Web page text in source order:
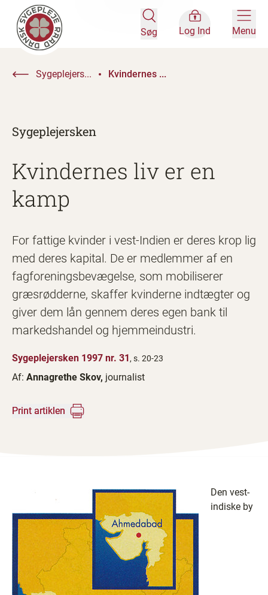
Søg Log Ind Menu
Sygeplejers... Kvindernes ...
Sygeplejersken
Kvindernes liv er en
kamp
For fattige kvinder i vest-Indien er deres krop lig
med deres kapital. De er medlemmer af en
fagforeningsbevægelse, som mobiliserer
græsrødderne, skaffer kvinderne indtægter og
giver dem lån gennem deres egen bank til
markedshandel og hjemmeindustri.
Sygeplejersken 1997 nr. 31, s. 20-23
Af: Annagrethe Skov, journalist
Print artiklen
Den vest-
indiske by